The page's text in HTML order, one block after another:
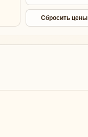
Сбросить цены